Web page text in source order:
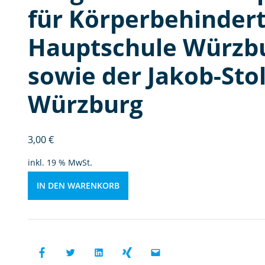
für
Hauptschule
sowie der Jakob-
Würzburg
3,00€
inkl. 19 % MwSt.
e
r
b
n
d
e
e
n
r
IN DEN WARENKORB